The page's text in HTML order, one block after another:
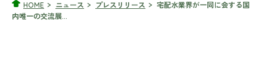
HOME ニュース プレスリリース
宅配水業界が一同に会する国
内唯一の交流展...